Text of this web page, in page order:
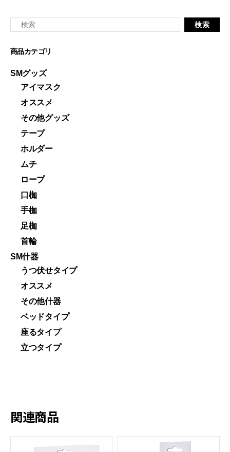
商品カテゴリ
SMグッズ
アイマスク
オススメ
その他グッズ
テープ
ホルダー
ムチ
ロープ
口枷
手枷
足枷
首輪
SM什器
うつ伏せタイプ
オススメ
その他什器
ベッドタイプ
座るタイプ
立つタイプ
関連商品